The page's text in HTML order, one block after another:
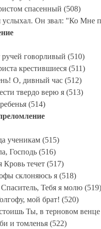
спасенный (508)
услыхал. Он звал: "Ко Мне
ручей говорливый (510)
крестившиеся (511)
О, дивный час (512)
твердо верю я (513)
(514)
ученикам (515)
Господь (516)
Кровь течет (517)
склоняюсь я (518)
Тебя я молю (519)
мой брат! (520)
Ты, в терновом
и томленья (522)